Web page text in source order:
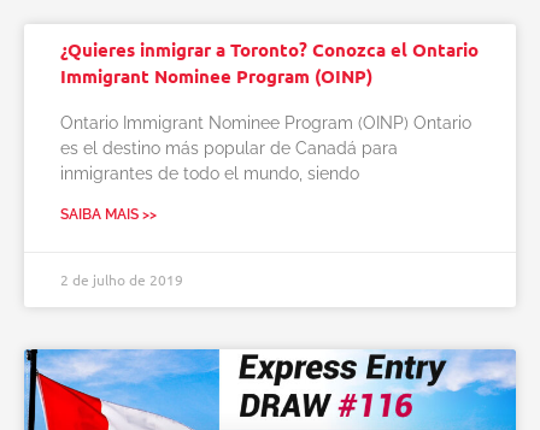
¿Quieres inmigrar a Toronto? Conozca el Ontario
Immigrant Nominee Program (OINP)
Ontario Immigrant Nominee Program (OINP) Ontario
es el destino más popular de Canadá para
inmigrantes de todo el mundo, siendo
SAIBA MAIS >>
2 de julho de 2019